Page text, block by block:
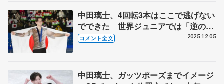
中田璃士、4回転3本はここで逃げない
でできた 世界ジュニアでは「逆の立
場になれるように」 【ジュニアGP
コメント全文 2025.12.05
中田璃士、ガッツポーズまでイメージ